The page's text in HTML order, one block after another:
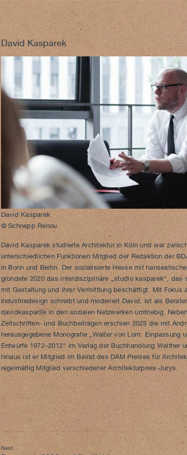
David Kasparek
David Kasparek
© Schnepp Renou
David Kasparek studierte Architektur in Köln und war
unterschiedlichen Funktionen Mitglied der Redaktion der
in Bonn und Berlin. Der sozialisierte Hesse mit
gründete 2020 das interdisziplinäre „studio kasparek“, das
mit Gestaltung und ihrer Vermittlung beschäftigt. Mit Fokus
Industriedesign schreibt und moderiert David, ist als
davidkaspar3k in den sozialen Netzwerken umtriebig.
Zeitschriften- und Buchbeiträgen erschien 2023 die mit
herausgegebene Monografie „Walter von Lom: Einpassung
Entwürfe 1972–2012“ im Verlag der Buchhandlung Walther
hinaus ist er Mitglied im Beirat des DAM Preises für
regelmäßig Mitglied verschiedener Architekturpreis-Jurys.
Beitragsnavigation
Next